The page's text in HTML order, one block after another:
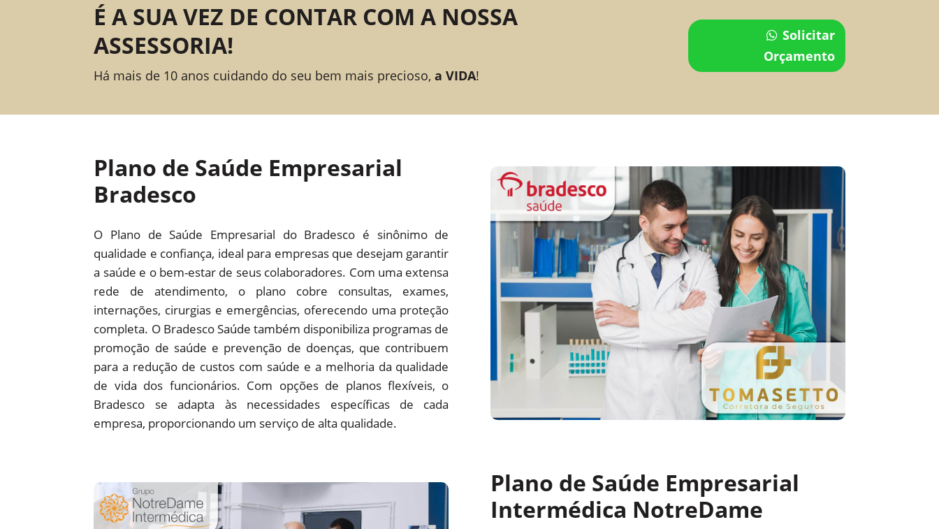
É A SUA VEZ DE CONTAR COM A NOSSA
ASSESSORIA!
Há mais de 10 anos cuidando do seu bem mais precioso,a VIDA!
Solicitar
Orçamento
Plano de Saúde Empresarial
Bradesco
O Plano de Saúde Empresarial do Bradesco é sinônimo de
qualidade e confiança, ideal para empresas que desejam garantir
a saúde e o bem-estar de seus colaboradores. Com uma extensa
rede de atendimento, o plano cobre consultas, exames,
internações, cirurgias e emergências, oferecendo uma proteção
completa. O Bradesco Saúde também disponibiliza programas de
promoção de saúde e prevenção de doenças, que contribuem
para a redução de custos com saúde e a melhoria da qualidade
de vida dos funcionários. Com opções de planos flexíveis, o
Bradesco se adapta às necessidades específicas de cada
empresa, proporcionando um serviço de alta qualidade.
Plano de Saúde Empresarial
Intermédica NotreDame